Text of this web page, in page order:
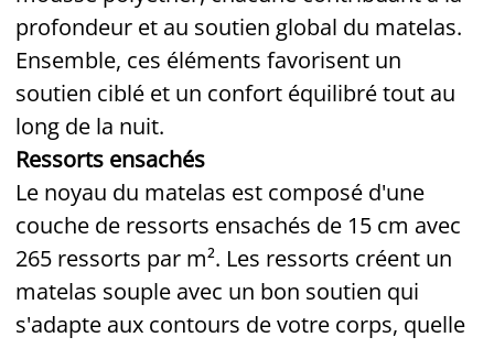
profondeur et au soutien global du matelas.
Ensemble, ces éléments favorisent un
soutien ciblé et un confort équilibré tout au
long de la nuit.
Ressorts ensachés
Le noyau du matelas est composé d'une
couche de ressorts ensachés de 15 cm avec
265 ressorts par m². Les ressorts créent un
matelas souple avec un bon soutien qui
s'adapte aux contours de votre corps, quelle